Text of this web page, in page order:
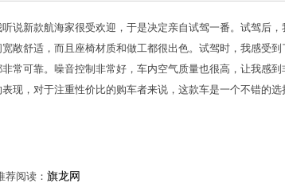
听说新款航海家很受欢迎，于是决定亲自试驾一番。试驾后
敞舒适，而且座椅材质和做工都很出色。试驾时，我感受
非常可靠。噪音控制非常好，车内空气质量也很高，让我感
表现，对于注重性价比的购车者来说，这款车是一个不错的
荐阅读： 旗龙网